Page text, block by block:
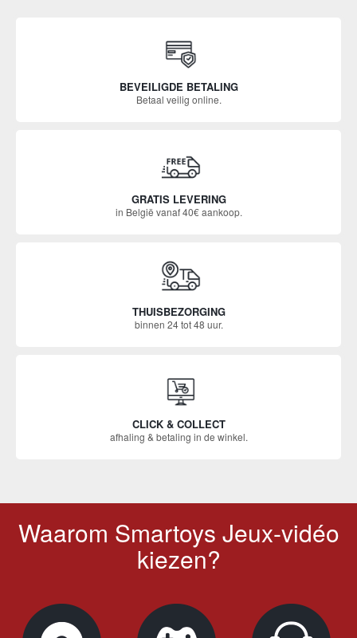
BEVEILIGDE BETALING
Betaal veilig online.
GRATIS LEVERING
in België vanaf 40€ aankoop.
THUISBEZORGING
binnen 24 tot 48 uur.
CLICK & COLLECT
afhaling & betaling in de winkel.
Waarom Smartoys Jeux-vidéo
kiezen?